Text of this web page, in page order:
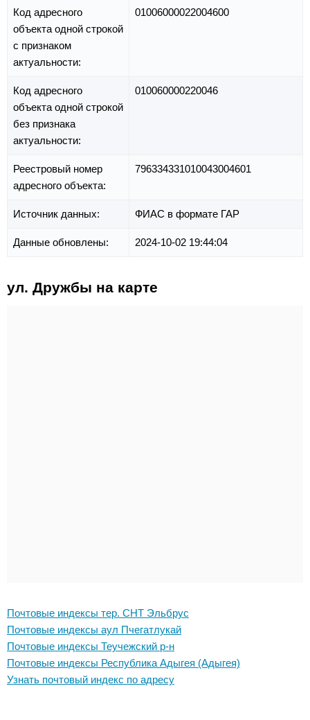
Код адресного
объекта одной строкой
с признаком
актуальности:
01006000022004600
Код адресного
объекта одной строкой
без признака
актуальности:
010060000220046
Реестровый номер
адресного объекта:
796334331010043004601
Источник данных: ФИАС в формате ГАР
Данные обновлены: 2024-10-02 19:44:04
ул. Дружбы на карте
Почтовые индексы тер. СНТ Эльбрус
Почтовые индексы аул Пчегатлукай
Почтовые индексы Теучежский р-н
Почтовые индексы Республика Адыгея (Адыгея)
Узнать почтовый индекс по адресу